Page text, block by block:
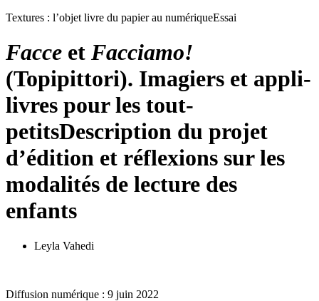
Textures : l’objet livre du papier au numériqueEssai
Facce et Facciamo!
(Topipittori). Imagiers et appli-
livres pour les tout-
petitsDescription du projet
d’édition et réflexions sur les
modalités de lecture des
enfants
Leyla Vahedi
Diffusion numérique : 9 juin 2022